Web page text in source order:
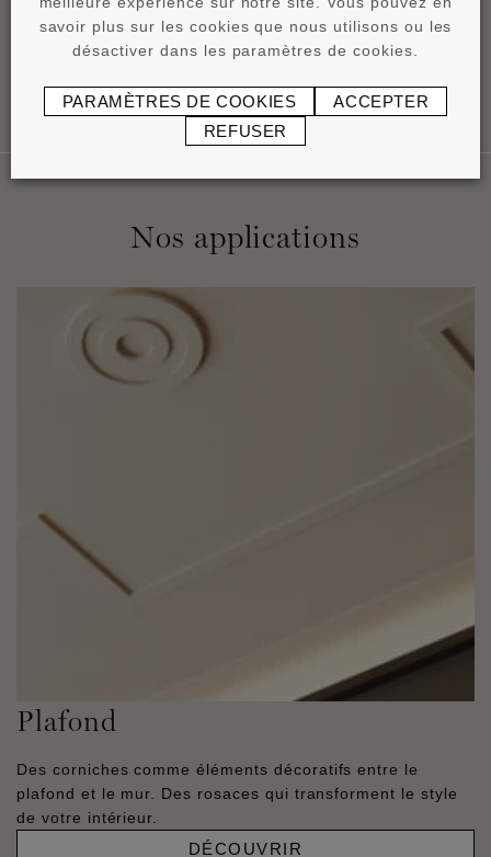
Nos applications
Plafond
Des corniches comme éléments décoratifs entre le
plafond et le mur. Des rosaces qui transforment le style
de votre intérieur.
DÉCOUVRIR
savoir plus sur les cookies que nous utilisons ou les
désactiver dans les paramètres de cookies.
PARAMÈTRES DE COOKIES
ACCEPTER
REFUSER